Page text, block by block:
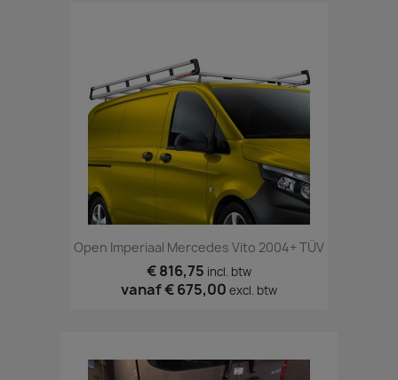
Open Imperiaal Mercedes Vito 2004+ TÜV
€ 816,75 incl. btw
vanaf€ 675,00 excl. btw